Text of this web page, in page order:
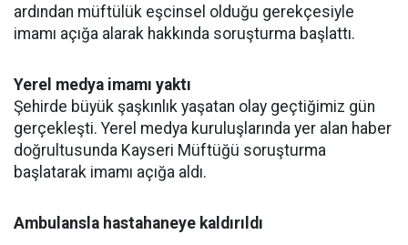
ardından müftülük eşcinsel olduğu gerekçesiyle
imamı açığa alarak hakkında soruşturma başlattı.
Yerel medya imamı yaktı
Şehirde büyük şaşkınlık yaşatan olay geçtiğimiz gün
gerçekleşti. Yerel medya kuruluşlarında yer alan haber
doğrultusunda Kayseri Müftüğü soruşturma
başlatarak imamı açığa aldı.
Ambulansla hastahaneye kaldırıldı